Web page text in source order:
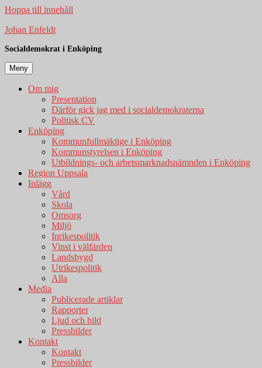
Hoppa till innehåll
Johan Enfeldt
Socialdemokrat i Enköping
Meny
Om mig
Presentation
Därför gick jag med i socialdemokraterna
Politisk CV
Enköping
Kommunfullmäktige i Enköping
Kommunstyrelsen i Enköping
Utbildnings- och arbetsmarknadsnämnden i Enköping
Region Uppsala
Inlägg
Vård
Skola
Omsorg
Miljö
Inrikespolitik
Vinst i välfärden
Landsbygd
Utrikespolitik
Alla
Media
Publicerade artiklar
Rapporter
Ljud och bild
Pressbilder
Kontakt
Kontakt
Pressbilder